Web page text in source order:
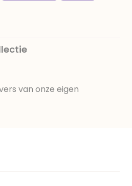
van onze eigen